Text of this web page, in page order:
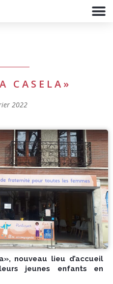
CASELA»
2022
nouveau lieu d’accueil
jeunes enfants en